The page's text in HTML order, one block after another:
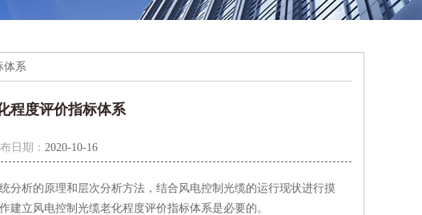
体系
程度评价指标体系
日期： 2020-10-16
分析的原理和层次分析方法，结合风电控制光缆的运行现状进行摸
立风电控制光缆老化程度评价指标体系是必要的。